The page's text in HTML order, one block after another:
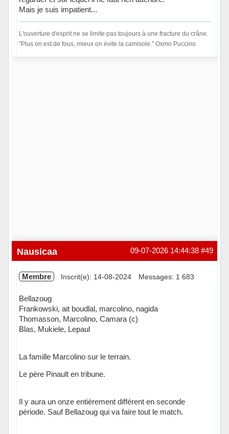
Mais je suis impatient...
L'ouverture d'esprit ne se limite pas toujours à une fracture du crâne.
"Plus on est de fous, mieux on évite la camisole." Oxmo Puccino
#49
09-07-2026 14:44:38
Nausicaa
Membre Inscrit(e): 14-08-2024 Messages: 1 683
Bellazoug
Frankowski, ait boudlal, marcolino, nagida
Thomasson, Marcolino, Camara (c)
Blas, Mukiele, Lepaul
La famille Marcolino sur le terrain.
Le père Pinault en tribune.
Il y aura un onze entièrement différent en seconde
période. Sauf Bellazoug qui va faire tout le match.